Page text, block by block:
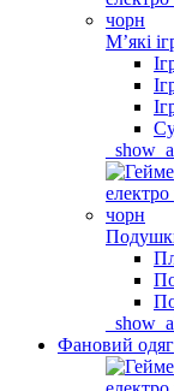
Мʼякі
Фановий одяг